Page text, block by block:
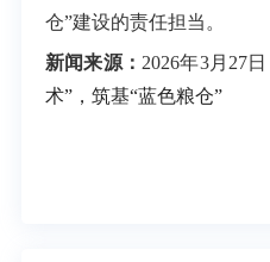
仓”建设的责任担当。
新闻来源： 2026年3月27日
术”，筑基“蓝色粮仓”